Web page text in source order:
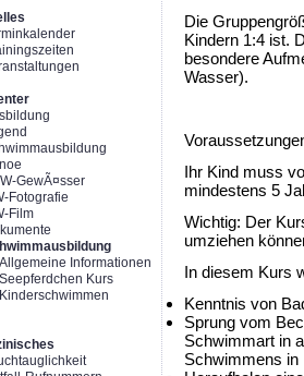
GewÃ¤sser
Fotografie
Film
Allgemeine Informationen
Seepferdchen Kurs
Kinderschwimmen
Die
Kindern 1:4 ist.
besondere
Wasser).
Ihr Kind muss
mindestens 5
Wichtig: Der
umziehen
In diesem Kurs
Kenntnis von
Sprung vom
Schwimmart in
Schwimmens in